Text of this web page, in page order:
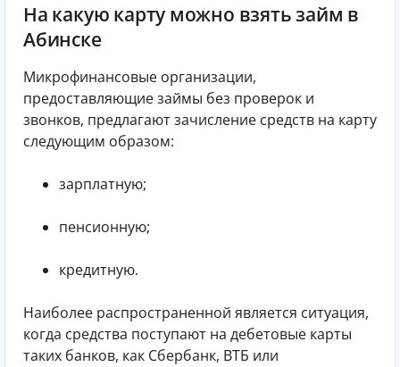
На какую карту можно взять займ в
Абинске
Микрофинансовые организации,
предоставляющие займы без проверок и
звонков, предлагают зачисление средств на карту
следующим образом:
зарплатную;
пенсионную;
кредитную.
Наиболее распространенной является ситуация,
когда средства поступают на дебетовые карты
таких банков, как Сбербанк, ВТБ или